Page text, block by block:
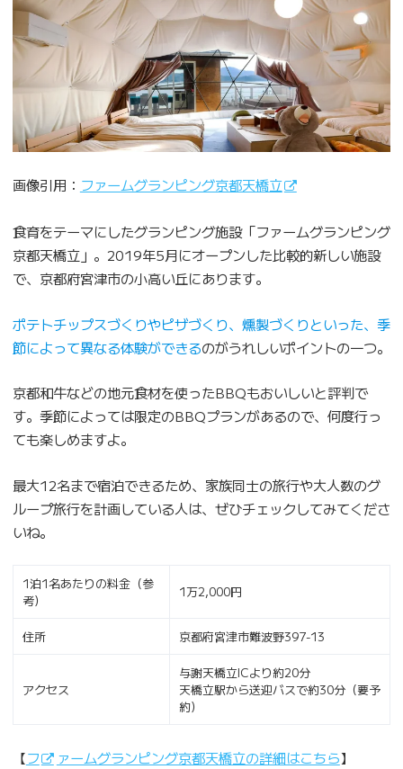
画像引用： ファームグランピング京都天橋立
食育をテーマにしたグランピング施設「ファームグランピング
京都天橋立」。2019年5月にオープンした比較的新しい施設
で、京都府宮津市の小高い丘にあります。
ポテトチップスづくりやピザづくり、燻製づくりといった、季
節によって異なる体験ができるのがうれしいポイントの一つ。
京都和牛などの地元食材を使ったBBQもおいしいと評判で
す。季節によっては限定のBBQプランがあるので、何度行っ
ても楽しめますよ。
最大12名まで宿泊できるため、家族同士の旅行や大人数のグ
ループ旅行を計画している人は、ぜひチェックしてみてくださ
いね。
1泊1名あたりの料金（参
考）
1万2,000円
住所 京都府宮津市難波野397-13
アクセス
与謝天橋立ICより約20分
天橋立駅から送迎バスで約30分（要予
約）
【フ ァームグランピング京都天橋立の詳細はこちら】